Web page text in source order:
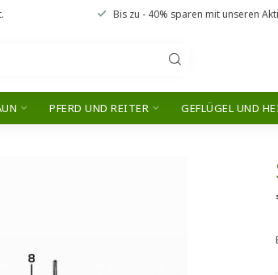
Bis zu - 40% sparen mit unseren
PFERD UND REITER GEFLÜGEL UND